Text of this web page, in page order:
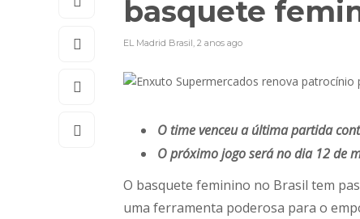
basquete
EL Madrid Brasil, 2 anos ago
O time venceu a última partida
O próximo jogo será no dia 12 de
O basquete feminino no Brasil tem
uma ferramenta poderosa para o